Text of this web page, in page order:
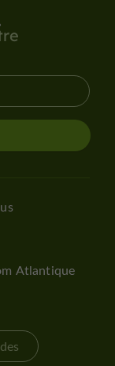
Atlantique